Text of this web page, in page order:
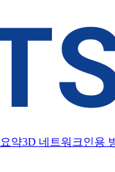
요약3D 네트워크인용